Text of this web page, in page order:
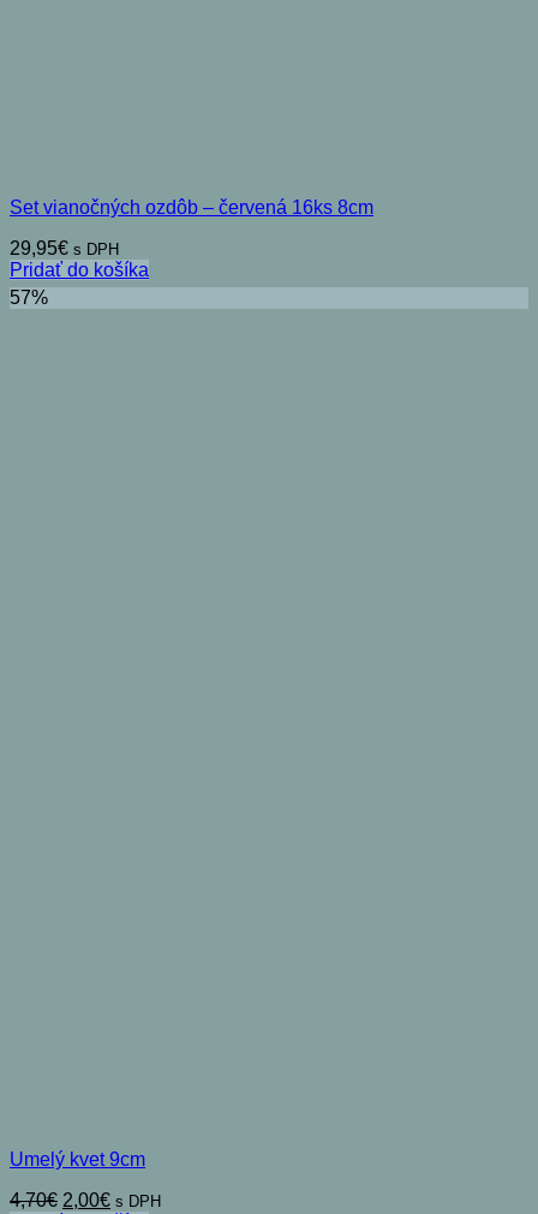
Set vianočných ozdôb – červená 16ks 8cm
29,95€ s DPH
Pridať do košíka
57%
Umelý kvet 9cm
4,70€ Pôvodná
2,00€Aktuálna
s DPH